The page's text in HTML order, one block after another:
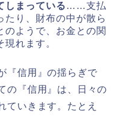
しまっている ……支払
たり、財布の中が散ら
のようで、お金との関
れます。
『信用』の揺らぎで
の『信用』は、日々の
ていきます。たとえ